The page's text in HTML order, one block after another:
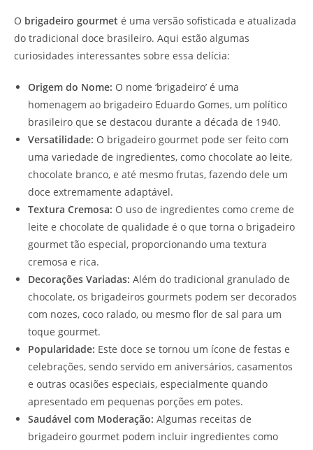
O brigadeiro gourmet é uma versão sofisticada e atualizada
do tradicional doce brasileiro. Aqui estão algumas
curiosidades interessantes sobre essa delícia:
Origem do Nome: O nome ‘brigadeiro’ é uma
homenagem ao brigadeiro Eduardo Gomes, um político
brasileiro que se destacou durante a década de 1940.
Versatilidade: O brigadeiro gourmet pode ser feito com
uma variedade de ingredientes, como chocolate ao leite,
chocolate branco, e até mesmo frutas, fazendo dele um
doce extremamente adaptável.
Textura Cremosa: O uso de ingredientes como creme de
leite e chocolate de qualidade é o que torna o brigadeiro
gourmet tão especial, proporcionando uma textura
cremosa e rica.
Decorações Variadas: Além do tradicional granulado de
chocolate, os brigadeiros gourmets podem ser decorados
com nozes, coco ralado, ou mesmo flor de sal para um
toque gourmet.
Popularidade: Este doce se tornou um ícone de festas e
celebrações, sendo servido em aniversários, casamentos
e outras ocasiões especiais, especialmente quando
apresentado em pequenas porções em potes.
Saudável com Moderação: Algumas receitas de
brigadeiro gourmet podem incluir ingredientes como